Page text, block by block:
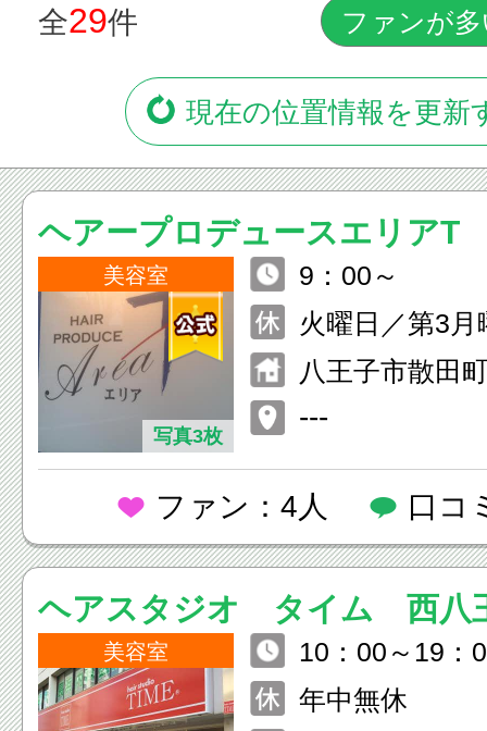
全29件
現在の位置情報を更新
ヘアープロデュースエリアT
美容室
写真3枚
9：00～
火曜日／第3月
八王子市散田
---
ファン：4人 口コ
ヘアスタジオ タイム 西八
美容室
10：00～19：
年中無休